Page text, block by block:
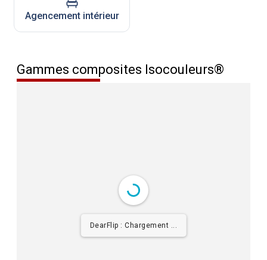
Agencement intérieur
Gammes composites Isocouleurs®
DearFlip : Chargement PDF
14% ...